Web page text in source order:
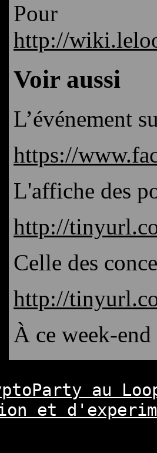
http://
Voir aussi
L’événement
https://
L'affiche des
http://
Celle des
http://
À ce week-
au
et